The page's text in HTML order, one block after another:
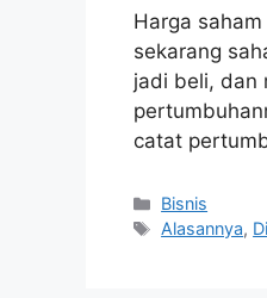
Harga
sekarang
jadi beli, dan
catat
Kategori
Bisnis
Tag
Alasannya,